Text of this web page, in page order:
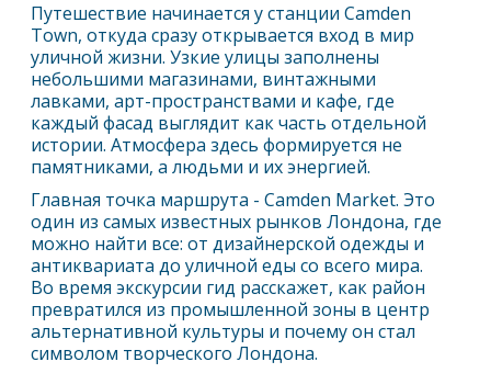
Путешествие начинается у станции Camden
Town, откуда сразу открывается вход в мир
уличной жизни. Узкие улицы заполнены
небольшими магазинами, винтажными
лавками, арт-пространствами и кафе, где
каждый фасад выглядит как часть отдельной
истории. Атмосфера здесь формируется не
памятниками, а людьми и их энергией.
Главная точка маршрута - Camden Market. Это
один из самых известных рынковЛондона, где
можно найти все: от дизайнерской одежды и
антиквариата до уличной еды со всего мира.
Во время экскурсии гид расскажет, как район
превратился из промышленной зоны в центр
альтернативной культуры и почему он стал
символом творческогоЛондона.